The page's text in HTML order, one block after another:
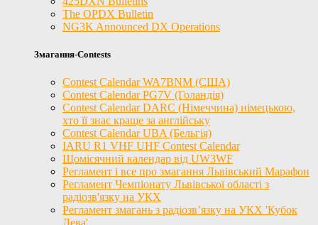
The OPDX Bulletin
NG3K Announced DX Operations
Змагання-Contests
Contest Calendar WA7BNM (США)
Contest Calendar PG7V (Голандія)
Contest Calendar DARC (Німеччина) німецькою,
хто її знає краще за англійську
Contest Calendar UBA (Бельгія)
IARU R1 VHF UHF Contest Calendar
Щомісячний календар від UW3WF
Регламент і все про змагання Львівський Марафон
Регламент Чемпіонату Львівської області з
радіозв'язку на УКХ
Регламент змагань з радіозв’язку на УКХ 'Кубок